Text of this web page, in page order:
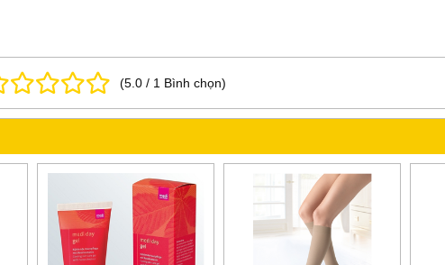
(5.0 / 1 Bình chọn)